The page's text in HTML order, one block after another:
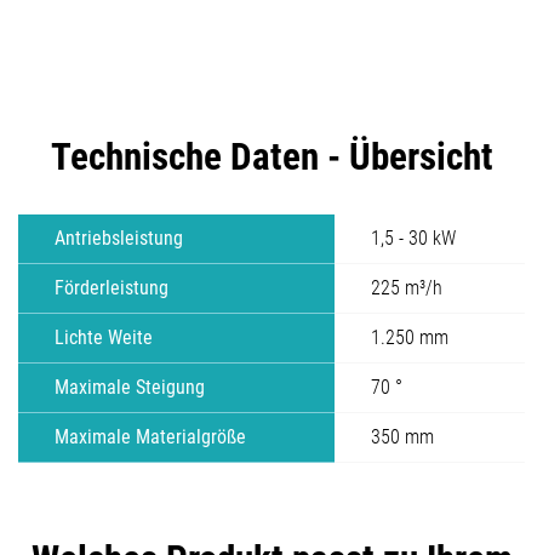
Technische Daten - Übersicht
Antriebsleistung 1,5 - 30 kW
Förderleistung 225 m³/h
Lichte Weite 1.250 mm
Maximale Steigung 70 °
Maximale Materialgröße 350 mm